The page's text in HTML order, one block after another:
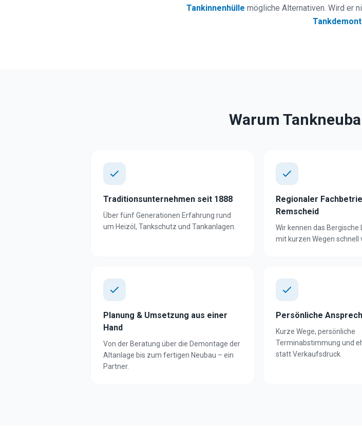
Tankinnenhülle mögliche Alternativen. Wird er
Warum
Traditionsunternehmen seit 1888
Über fünf Generationen Erfahrung rund
um Heizöl, Tankschutz und Tankanlagen.
Regionaler
Remscheid
Wir kennen das Bergische
mit kurzen Wegen schnell
Planung & Umsetzung aus einer
Hand
Von der Beratung über die Demontage der
Altanlage bis zum fertigen Neubau – ein
Partner.
Persönliche
Kurze Wege, persönliche
Terminabstimmung und
statt Verkaufsdruck.